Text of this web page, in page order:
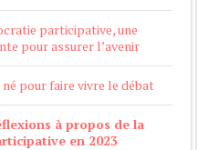
participative, une
pour assurer l’avenir
né pour faire vivre le débat
à propos de la
en 2023